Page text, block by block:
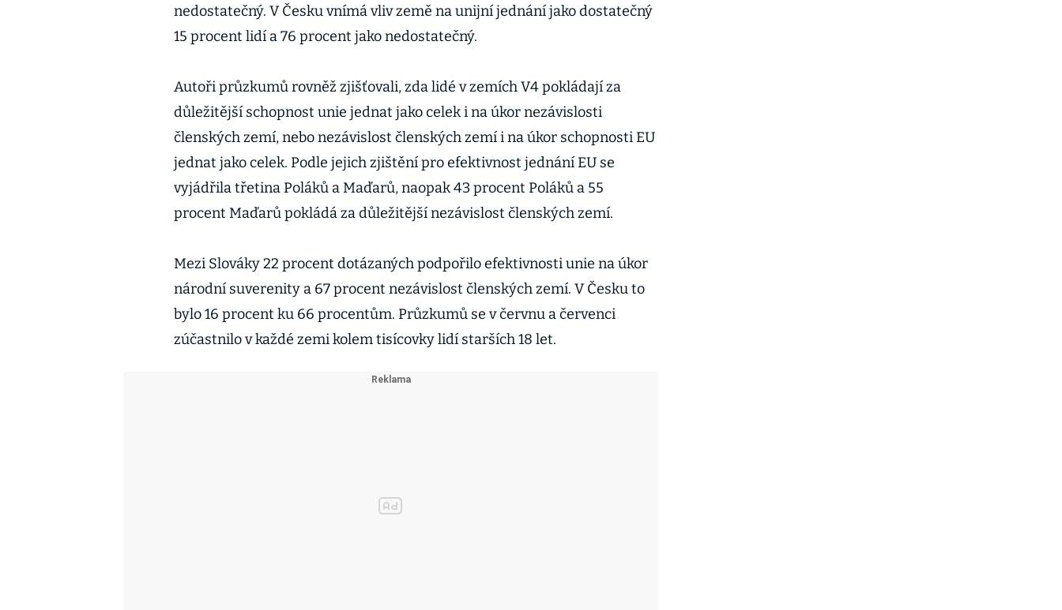
nedostatečný. V Česku vnímá vliv země na unijní jednání jako dostatečný
15 procent lidí a 76 procent jako nedostatečný.
Autoři průzkumů rovněž zjišťovali, zda lidé v zemích V4 pokládají za
důležitější schopnost unie jednat jako celek i na úkor nezávislosti
členských zemí, nebo nezávislost členských zemí i na úkor schopnosti EU
jednat jako celek. Podle jejich zjištění pro efektivnost jednání EU se
vyjádřila třetina Poláků a Maďarů, naopak 43 procent Poláků a 55
procent Maďarů pokládá za důležitější nezávislost členských zemí.
Mezi Slováky 22 procent dotázaných podpořilo efektivnosti unie na úkor
národní suverenity a 67 procent nezávislost členských zemí. V Česku to
bylo 16 procent ku 66 procentům. Průzkumů se v červnu a červenci
zúčastnilo v každé zemi kolem tisícovky lidí starších 18 let.